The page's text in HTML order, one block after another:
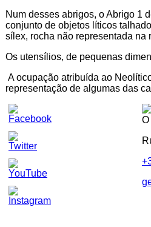
Num desses abrigos, o Abrigo 1
conjunto de objetos líticos
sílex, rocha não representada na
Os utensílios, de pequenas
A ocupação atribuída ao
representação de algumas das
Set
Youtube
Channel
O